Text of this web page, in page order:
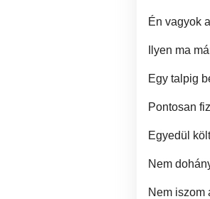
Én vagyok
Ilyen ma
Egy talpig
Pontosan
Egyedül
Nem
Nem iszom